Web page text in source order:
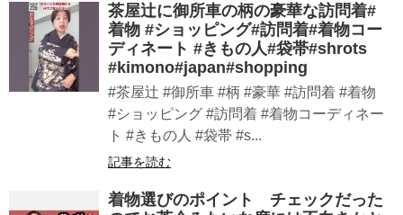
茶屋辻に御所車の柄の豪華な訪問着#
着物 #ショッピング#訪問着#着物コー
ディネート #きもの人#袋帯#shrots
#kimono#japan#shopping
#茶屋辻 #御所車 #柄 #豪華 #訪問着 #着物
#ショッピング #訪問着 #着物コーディネー
ト #きもの人 #袋帯 #s...
記事を読む
着物選びのポイント チェックだった